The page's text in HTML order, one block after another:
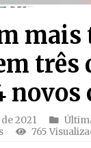
mais
três
novos
2021
765